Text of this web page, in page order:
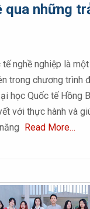
qua những
nghề nghiệp là
trong chương trình
học Quốc tế Hồng
với thực hành và
Read More…